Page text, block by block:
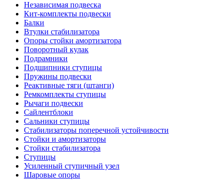
Независимая подвеска
Кит-комплекты подвески
Балки
Втулки стабилизатора
Опоры стойки амортизатора
Поворотный кулак
Подрамники
Подшипники ступицы
Пружины подвески
Реактивные тяги (штанги)
Ремкомплекты ступицы
Рычаги подвески
Сайлентблоки
Сальники ступицы
Стабилизаторы поперечной устойчивости
Стойки и амортизаторы
Стойки стабилизатора
Ступицы
Усиленный ступичный узел
Шаровые опоры